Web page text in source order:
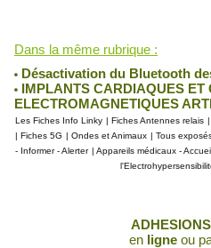
ADHESIONS
en ligneou
Dans la même rubrique :
Désactivation du Bluetooth
IMPLANTS CARDIAQUES ET
ELECTROMAGNETIQUES
Les Fiches Info Linky | Fiches Antennes relais |
| Fiches 5G | Ondes et Animaux | Tous
- Informer - Alerter | Appareils médicaux -